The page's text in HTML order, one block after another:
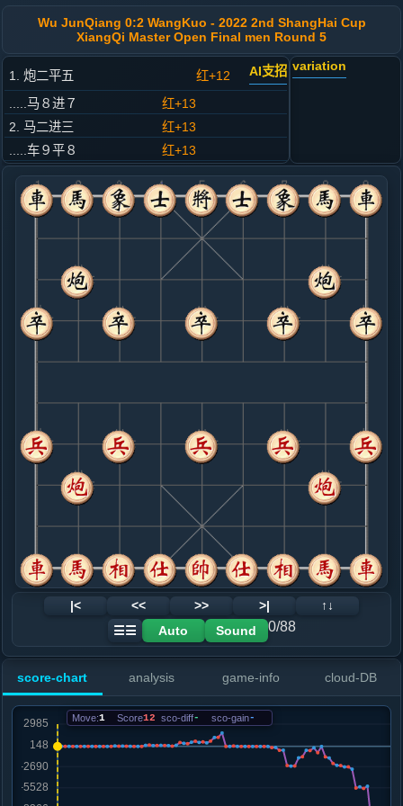
Wu JunQiang 0:2 WangKuo - 2022 2nd ShangHai Cup
XiangQi Master Open Final men Round 5
1. 炮二平五 红+12 AI支招
.....马８进７
红+13
2. 马二进三
红+13
.....车９平８
红+13
3. 兵七进一
红+6
.....卒７进１
红+8
4. 马八进七
红+8
.....马２进３
红+9
5. 马七进六
红+13
.....象３进５
6. 炮八平六
红+1
炮八平七
.....车１平２
红+3
7. 车九平八
红+2
8. 马六进七
红+9
.....砲２平３
红+72
马７进６
9. 车八进九
红+40
.....马３退２
10. 马七退六
红+33
.....马２进３
红+26
红+6
.....象５进３
红+9
12. 马六退八
红+6
红+152
砲３平２
13. 马八进七
红+194
.....马４进６
红+149
15. 兵三进一
.....马６进５
16. 相三进五
variation
|< << >> >|
↑↓
☰☰
Auto Sound 0/88
score-chart analysis game-info cloud-DB
Move:1 Score12 sco-diff- sco-gain-